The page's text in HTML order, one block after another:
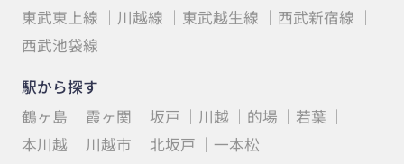
東武東上線
川越線 東武越生線
西武新宿線
西武池袋線
駅から探す
鶴ヶ島
霞ヶ関 坂戸 川越 的場
若葉
本川越
川越市 北坂戸 一本松